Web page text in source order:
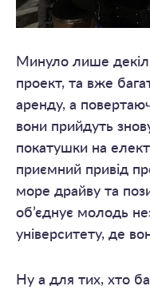
Минуло лише
проект, та вже
аренду, а
вони прийдуть
покатушки на
приємний привід
море драйву та
об’єднує молодь
університету, де
Ну а для тих, хто